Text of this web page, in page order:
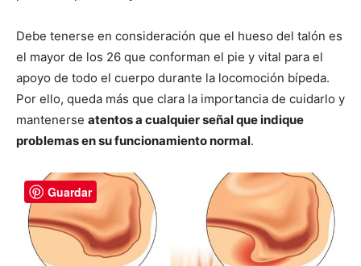
Debe tenerse en consideración que el hueso del talón es
el mayor de los 26 que conforman el pie y vital para el
apoyo de todo el cuerpo durante la locomoción bípeda.
Por ello, queda más que clara la importancia de cuidarlo y
mantenerse atentos a cualquier señal que indique
problemas en su funcionamiento normal.
Guardar